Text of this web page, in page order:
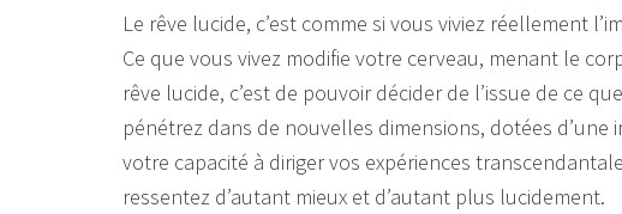
Le rêve lucide, c’est comme si vous viviez réellement
Ce que vous vivez modifie votre cerveau, menant le
rêve lucide, c’est de pouvoir décider de l’issue de ce
pénétrez dans de nouvelles dimensions, dotées
votre capacité à diriger vos expériences
ressentez d’autant mieux et d’autant plus lucidement.